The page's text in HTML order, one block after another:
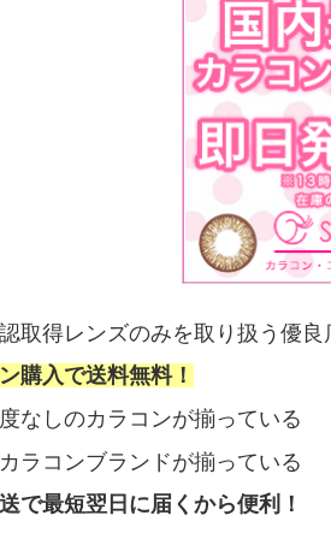
取得レンズのみを取り扱う優良
購入で送料無料！
なしのカラコンが揃っている
ラコンブランドが揃っている
で最短翌日に届くから便利！